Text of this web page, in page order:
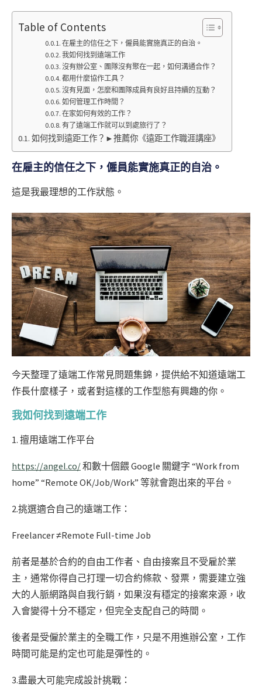
Table of Contents
在雇主的信任之下，僱員能實施真正的自治。
我如何找到遠端工作
沒有辦公室、團隊沒有聚在一起，如何溝通合作？
都用什麼協作工具？
沒有見面，怎麼和團隊成員有良好且持續的互動？
如何管理工作時間？
在家如何有效的工作？
有了遠端工作就可以到處旅行了？
如何找到遠距工作？►推薦你《遠距工作職涯講座》
在雇主的信任之下，僱員能實施真正的自治。
這是我最理想的工作狀態。
今天整理了遠端工作常見問題集錦，提供給不知道遠端工
作長什麼樣子，或者對這樣的工作型態有興趣的你。
我如何找到遠端工作
1. 擅用遠端工作平台
https://angel.co/和數十個餵 Google 關鍵字 “Work from
home” “Remote OK/Job/Work” 等就會跑出來的平台。
2.挑選適合自己的遠端工作：
Freelancer ≠Remote Full-time Job
前者是基於合約的自由工作者、自由接案且不受雇於業
主，通常你得自己打理一切合約條款、發票，需要建立強
大的人脈網路與自我行銷，如果沒有穩定的接案來源，收
入會變得十分不穩定，但完全支配自己的時間。
後者是受僱於業主的全職工作，只是不用進辦公室，工作
時間可能是約定也可能是彈性的。
3.盡最大可能完成設計挑戰：